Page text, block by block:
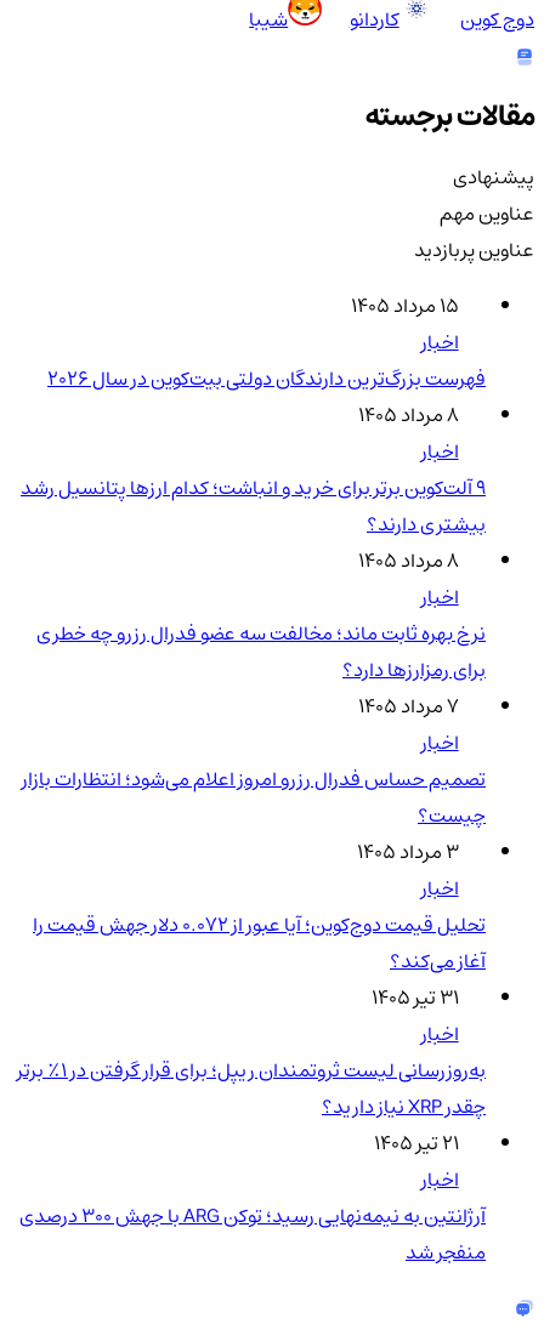
دوج کوین
کاردانو شیبا
مقالات برجسته
پیشنهادی
عناوین مهم
عناوین پربازدید
۱۵ مرداد ۱۴۰۵
اخبار
فهرست بزرگ‌ترین دارندگان دولتی بیت‌کوین در سال 2026
۸ مرداد ۱۴۰۵
اخبار
۹ آلت‌کوین برتر برای خرید و انباشت؛ کدام ارزها پتانسیل رشد
بیشتری دارند؟
۸ مرداد ۱۴۰۵
اخبار
نرخ بهره ثابت ماند؛ مخالفت سه عضو فدرال رزرو چه خطری
برای رمزارزها دارد؟
۷ مرداد ۱۴۰۵
اخبار
تصمیم حساس فدرال رزرو امروز اعلام می‌شود؛ انتظارات بازار
چیست؟
۳ مرداد ۱۴۰۵
اخبار
تحلیل قیمت دوج‌کوین؛ آیا عبور از ۰.۰۷۲ دلار جهش قیمت را
آغاز می‌کند؟
۳۱ تیر ۱۴۰۵
اخبار
به‌روزرسانی لیست ثروتمندان ریپل؛ برای قرار گرفتن در ۱٪ برتر
چقدر XRP نیاز دارید؟
۲۱ تیر ۱۴۰۵
اخبار
آرژانتین به نیمه‌نهایی رسید؛ توکن ARG با جهش ۳۰۰ درصدی
منفجر شد